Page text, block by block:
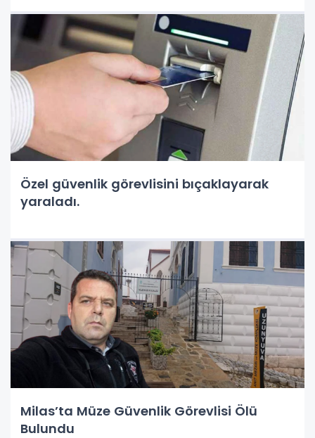
Özel güvenlik görevlisini bıçaklayarak
yaraladı.
Milas’ta Müze Güvenlik Görevlisi Ölü
Bulundu